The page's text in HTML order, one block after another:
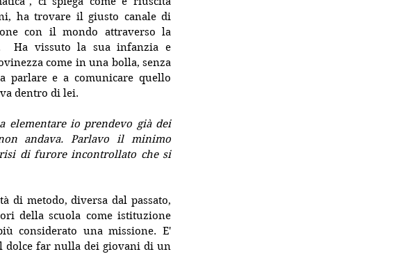
ha trovare il giusto canale di
con il mondo attraverso la
Ha vissuto la sua infanzia e
come in una bolla, senza
parlare e a comunicare quello
dentro di lei.
elementare io prendevo già dei
andava. Parlavo il minimo
di furore incontrollato che si
metodo, diversa dal passato,
della scuola come istituzione
considerato una missione. E'
far nulla dei giovani di un